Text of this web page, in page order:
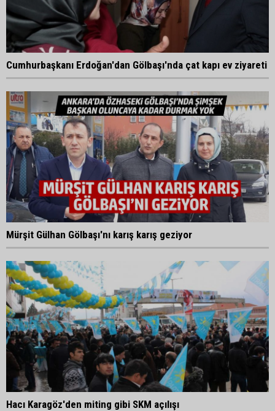
Cumhurbaşkanı Erdoğan'dan Gölbaşı'nda çat kapı ev ziyareti
Mürşit Gülhan Gölbaşı'nı karış karış geziyor
Hacı Karagöz'den miting gibi SKM açılışı